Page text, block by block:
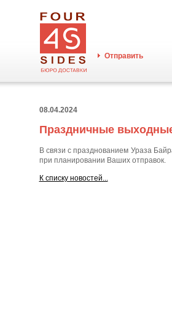
Отправить
08.04.2024
Праздничные
В связи с празднованием Ураза
при планировании Ваших отправок.
К списку новостей...